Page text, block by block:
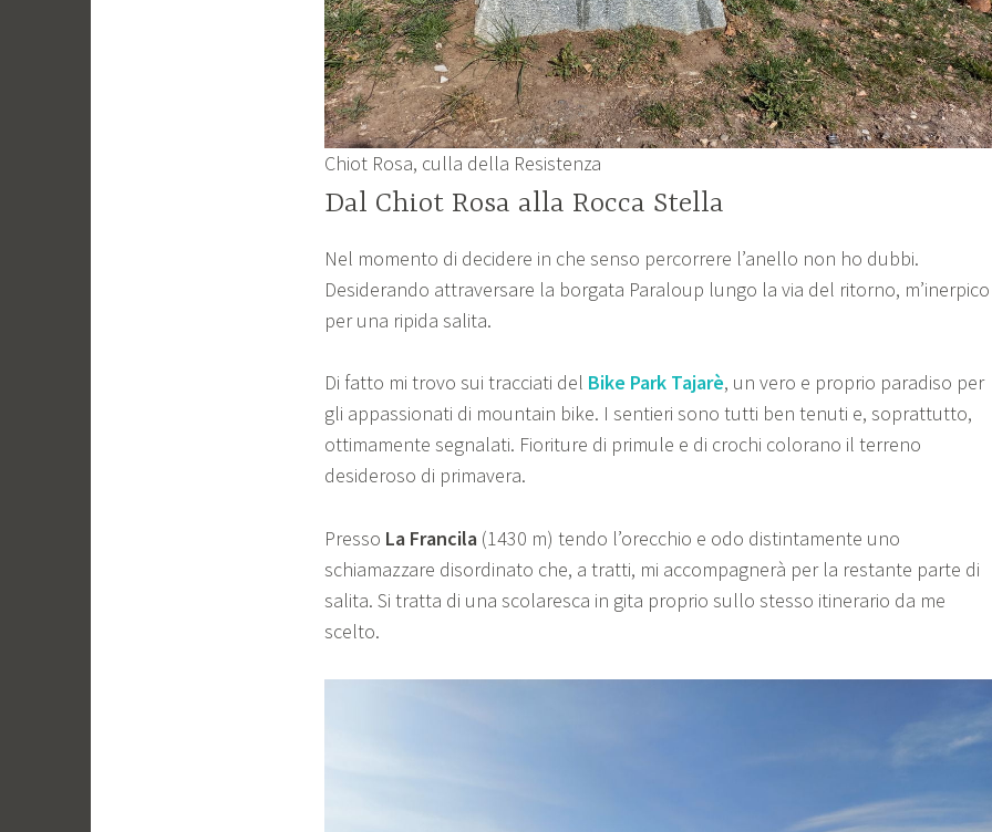
Chiot Rosa, culla della Resistenza
Dal Chiot Rosa alla Rocca Stella
Nel momento di decidere in che senso percorrere l’anello non ho dubbi.
Desiderando attraversare la borgata Paraloup lungo la via del ritorno, m’inerpico
per una ripida salita.
Di fatto mi trovo sui tracciati del Bike Park Tajarè, un vero e proprio paradiso per
gli appassionati di mountain bike. I sentieri sono tutti ben tenuti e, soprattutto,
ottimamente segnalati. Fioriture di primule e di crochi colorano il terreno
desideroso di primavera.
Presso La Francila (1430 m) tendo l’orecchio e odo distintamente uno
schiamazzare disordinato che, a tratti, mi accompagnerà per la restante parte di
salita. Si tratta di una scolaresca in gita proprio sullo stesso itinerario da me
scelto.